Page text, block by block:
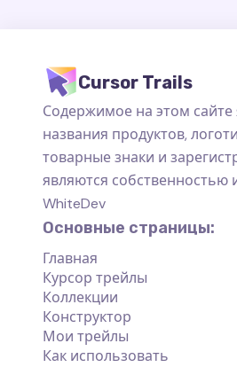
Cursor Trails
Содержимое на этом сайте
названия продуктов,
товарные знаки и
являются собственностью
WhiteDev
Основные страницы:
Главная
Курсор трейлы
Коллекции
Конструктор
Мои трейлы
Как использовать